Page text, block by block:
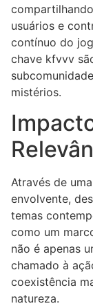
usuários e
contínuo do
chave kfvvv
mistérios.
Através de
envolvente,
temas
como um
não é apenas
chamado à
coexistência
natureza.